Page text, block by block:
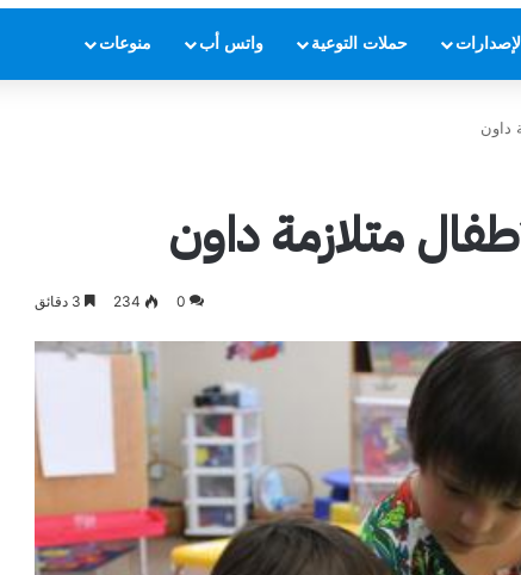
الإصدارات حملات التوعية واتس أب منوعات
داون
متلازمة داون
0
234